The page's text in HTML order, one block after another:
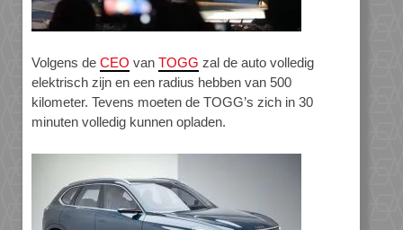
Volgens de CEO van TOGG zal de auto volledig
elektrisch zijn en een radius hebben van 500
kilometer. Tevens moeten de TOGG’s zich in 30
minuten volledig kunnen opladen.